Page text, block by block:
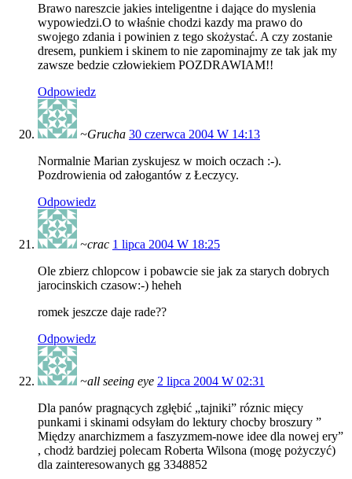
Brawo nareszcie jakies inteligentne i dające do myslenia
wypowiedzi.O to właśnie chodzi kazdy ma prawo do
swojego zdania i powinien z tego skożystać. A czy zostanie
dresem, punkiem i skinem to nie zapominajmy ze tak jak my
zawsze bedzie człowiekiem POZDRAWIAM!!
Odpowiedz
~Grucha 30 czerwca 2004 W 14:13
Normalnie Marian zyskujesz w moich oczach :-).
Pozdrowienia od załogantów z Łeczycy.
Odpowiedz
~crac 1 lipca 2004 W 18:25
Ole zbierz chlopcow i pobawcie sie jak za starych dobrych
jarocinskich czasow:-) heheh
romek jeszcze daje rade??
Odpowiedz
~all seeing eye 2 lipca 2004 W 02:31
Dla panów pragnących zgłębić „tajniki” róznic mięcy
punkami i skinami odsyłam do lektury chocby broszury ”
Między anarchizmem a faszyzmem-nowe idee dla nowej ery”
, chodż bardziej polecam Roberta Wilsona (mogę pożyczyć)
dla zainteresowanych gg 3348852